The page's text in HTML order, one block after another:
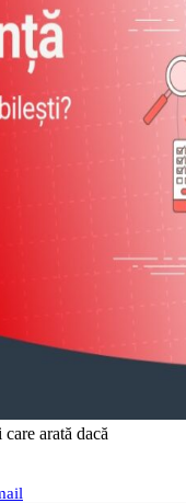
arată dacă